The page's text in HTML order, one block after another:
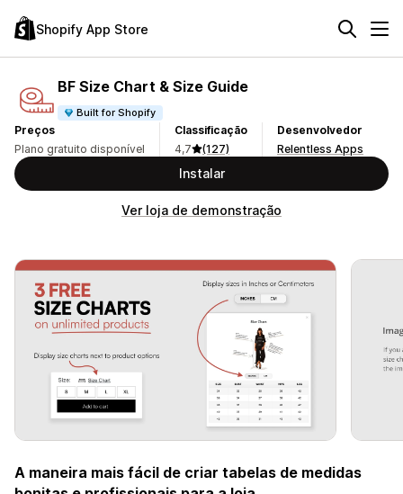
Shopify App Store
BF Size Chart & Size Guide
Built for Shopify
Preços
Plano gratuito disponível
Classificação
4,7
(127)
Desenvolvedor
Relentless Apps
Instalar
Ver loja de demonstração
A maneira mais fácil de criar tabelas de medidas